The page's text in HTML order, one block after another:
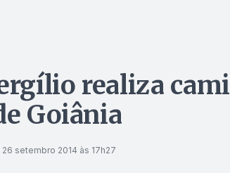
realiza
Goiânia
26 setembro 2014 às 17h27